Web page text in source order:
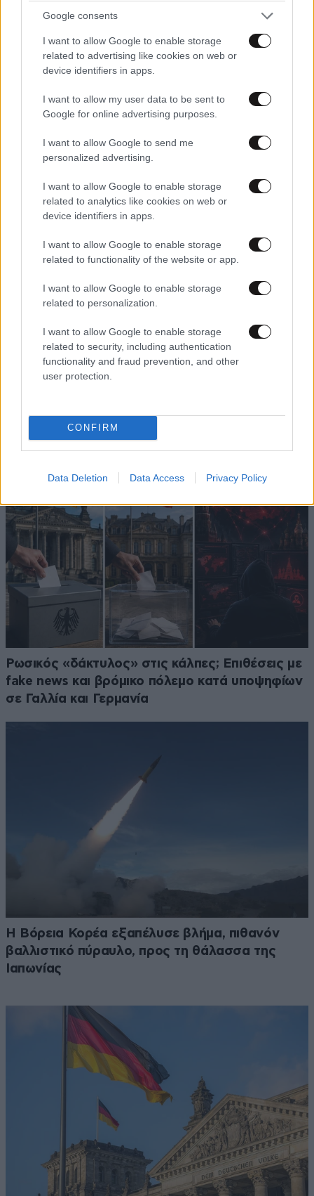
Google consents
I want to allow Google to enable storage
related to advertising like cookies on web or
device identifiers in apps.
I want to allow my user data to be sent to
Google for online advertising purposes.
I want to allow Google to send me
personalized advertising.
I want to allow Google to enable storage
related to analytics like cookies on web or
device identifiers in apps.
I want to allow Google to enable storage
related to functionality of the website or app.
I want to allow Google to enable storage
related to personalization.
I want to allow Google to enable storage
related to security, including authentication
functionality and fraud prevention, and other
user protection.
CONFIRM
Data Deletion Data Access Privacy Policy
για μια ιστορική απογείωση στη
Wall Street
Ρωσικός «δάκτυλος» στις κάλπες; Επιθέσεις με
fake news και βρόμικο πόλεμο κατά υποψηφίων
σε Γαλλία και Γερμανία
Η Βόρεια Κορέα εξαπέλυσε βλήμα, πιθανόν
βαλλιστικό πύραυλο, προς τη θάλασσα της
Ιαπωνίας